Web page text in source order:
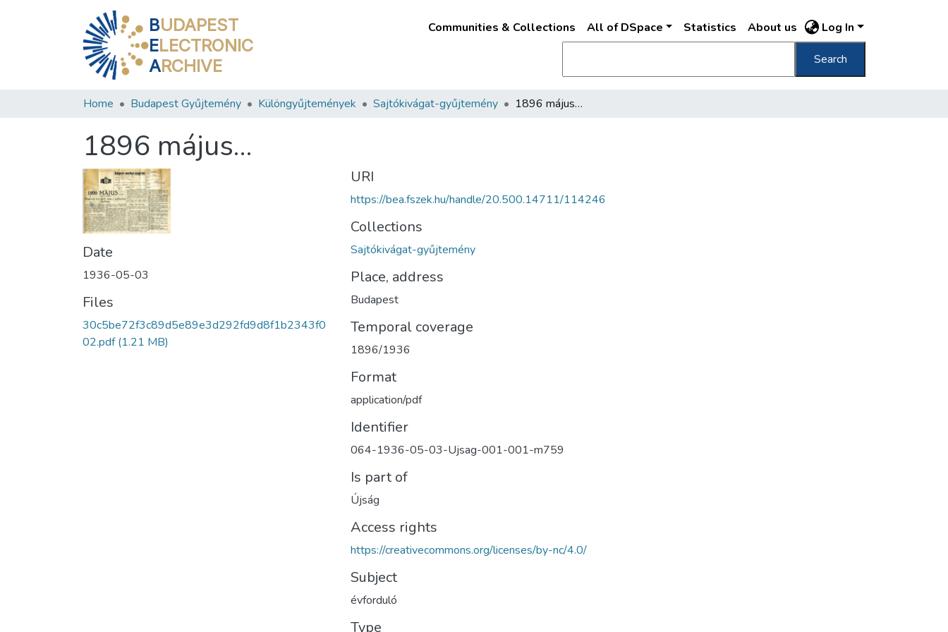
BUDAPEST
ELECTRONIC
ARCHIVE
Communities & Collections All of DSpace Statistics About us Log In
Search
Home Budapest Gyűjtemény Különgyűjtemények Sajtókivágat-gyűjtemény 1896 május…
1896 május…
Date
1936-05-03
Files
30c5be72f3c89d5e89e3d292fd9d8f1b2343f0
02.pdf(1.21 MB)
URI
https://bea.fszek.hu/handle/20.500.14711/114246
Collections
Sajtókivágat-gyűjtemény
Place, address
Budapest
Temporal coverage
1896/1936
Format
application/pdf
Identifier
064-1936-05-03-Ujsag-001-001-m759
Is part of
Újság
Access rights
https://creativecommons.org/licenses/by-nc/4.0/
Subject
évforduló
Type